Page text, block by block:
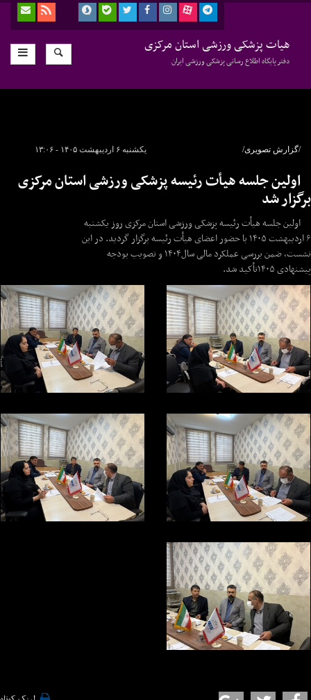
هیات پزشکی ورزشی استان مرکزی
دفتر پایگاه اطلاع رسانی پزشکی ورزشی ایران
یکشنبه ۶ اردیبهشت ۱۴۰۵ - ۱۳:۰۶ /گزارش تصویری/
اولین جلسه هیأت رئیسه پزشکی ورزشی استان مرکزی
برگزار شد
اولین جلسه هیأت رئیسه پزشکی ورزشی استان مرکزی روز یکشنبه
۶ اردیبهشت ۱۴۰۵ با حضور اعضای هیأت رئیسه برگزار گردید. در این
نشست، ضمن بررسی عملکرد مالی سال۱۴۰۴ و تصویب بودجه
پیشنهادی ۱۴۰۵تأکید شد.